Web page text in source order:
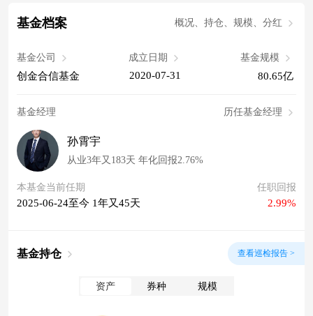
基金档案 概况、持仓、规模、分红
基金公司
创金合信基金
成立日期
2020-07-31
基金规模
80.65亿
基金经理 历任基金经理
孙霄宇
从业3年又183天 年化回报2.76%
本基金当前任期
2025-06-24至今 1年又45天
任职回报
2.99%
基金持仓 查看巡检报告 >
资产 券种 规模